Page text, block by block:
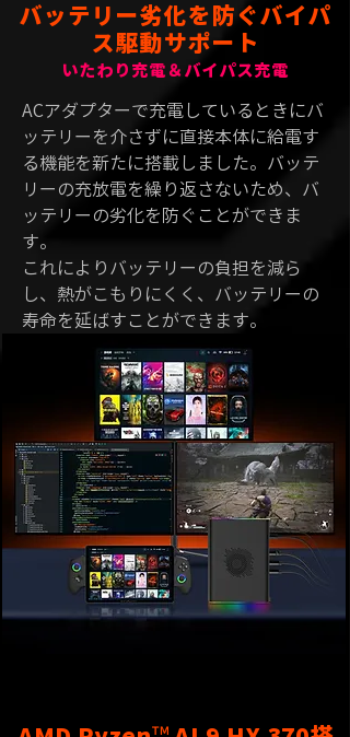
バッテリー劣化を防ぐバイパ
ス駆動サポート
いたわり充電＆バイパス充電
ACアダプターで充電しているときにバ
ッテリーを介さずに直接本体に給電す
る機能を新たに搭載しました。バッテ
リーの充放電を繰り返さないため、バ
ッテリーの劣化を防ぐことができま
す。
これによりバッテリーの負担を減ら
し、熱がこもりにくく、バッテリーの
寿命を延ばすことができます。